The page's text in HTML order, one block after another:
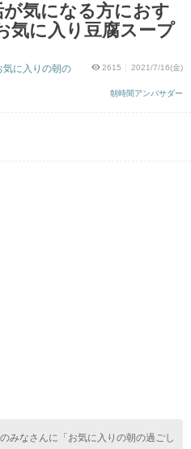
気になる方におす
気に入り豆腐スープ
2615 2021/7/16(金)
朝時間アンバサダー
気に入りの朝の
のみなさんに「お気に入りの朝の過ごし